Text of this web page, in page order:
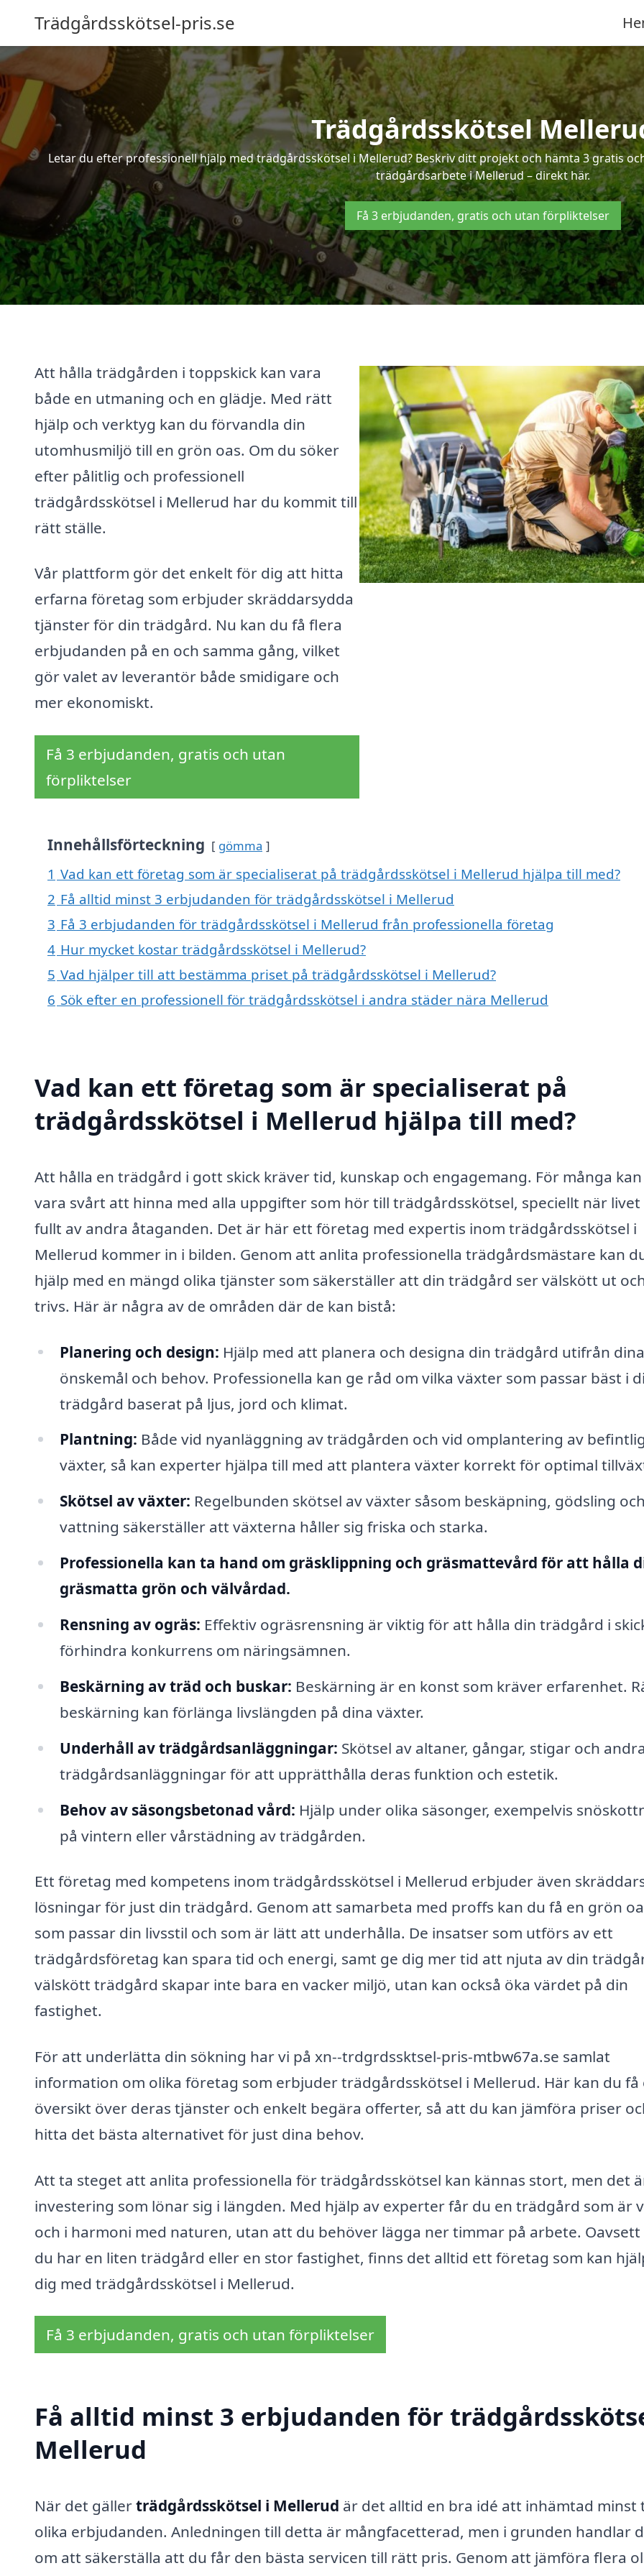
Trädgårdsskötsel-pris.se
Trädgårdsskötsel
Letar du efter professionell hjälp med trädgårdsskötsel i Mellerud? Beskriv ditt projekt och hämta 3 gratis
trädgårdsarbete i Mellerud – direkt här.
Få 3 erbjudanden, gratis och utan förpliktelser
Att hålla trädgården i toppskick kan vara
både en utmaning och en glädje. Med rätt
hjälp och verktyg kan du förvandla din
utomhusmiljö till en grön oas. Om du söker
efter pålitlig och professionell
trädgårdsskötsel i Mellerud har du kommit till
rätt ställe.
Vår plattform gör det enkelt för dig att hitta
erfarna företag som erbjuder skräddarsydda
tjänster för din trädgård. Nu kan du få flera
erbjudanden på en och samma gång, vilket
gör valet av leverantör både smidigare och
mer ekonomiskt.
Få 3 erbjudanden, gratis och utan
förpliktelser
Innehållsförteckning gömma
1 Vad kan ett företag som är specialiserat på trädgårdsskötsel i Mellerud hjälpa till med?
2 Få alltid minst 3 erbjudanden för trädgårdsskötsel i Mellerud
3 Få 3 erbjudanden för trädgårdsskötsel i Mellerud från professionella företag
4 Hur mycket kostar trädgårdsskötsel i Mellerud?
5 Vad hjälper till att bestämma priset på trädgårdsskötsel i Mellerud?
6 Sök efter en professionell för trädgårdsskötsel i andra städer nära Mellerud
Vad kan ett företag som är specialiserat på
trädgårdsskötsel i Mellerud hjälpa till med?
Att hålla en trädgård i gott skick kräver tid, kunskap och engagemang. För många
vara svårt att hinna med alla uppgifter som hör till trädgårdsskötsel, speciellt när livet
fullt av andra åtaganden. Det är här ett företag med expertis inom trädgårdsskötsel i
Mellerud kommer in i bilden. Genom att anlita professionella trädgårdsmästare kan
hjälp med en mängd olika tjänster som säkerställer att din trädgård ser välskött ut
trivs. Här är några av de områden där de kan bistå:
Planering och design: Hjälp med att planera och designa din trädgård utifrån dina
önskemål och behov. Professionella kan ge råd om vilka växter som passar bäst i
trädgård baserat på ljus, jord och klimat.
Plantning: Både vid nyanläggning av trädgården och vid omplantering av
växter, så kan experter hjälpa till med att plantera växter korrekt för optimal
Skötsel av växter: Regelbunden skötsel av växter såsom beskäpning, gödsling och
vattning säkerställer att växterna håller sig friska och starka.
Professionella kan ta hand om gräsklippning och gräsmattevård för att hålla
gräsmatta grön och välvårdad.
Rensning av ogräs: Effektiv ogräsrensning är viktig för att hålla din trädgård i
förhindra konkurrens om näringsämnen.
Beskärning av träd och buskar: Beskärning är en konst som kräver erfarenhet.
beskärning kan förlänga livslängden på dina växter.
Underhåll av trädgårdsanläggningar: Skötsel av altaner, gångar, stigar och andra
trädgårdsanläggningar för att upprätthålla deras funktion och estetik.
Behov av säsongsbetonad vård: Hjälp under olika säsonger, exempelvis
på vintern eller vårstädning av trädgården.
Ett företag med kompetens inom trädgårdsskötsel i Mellerud erbjuder även
lösningar för just din trädgård. Genom att samarbeta med proffs kan du få en grön
som passar din livsstil och som är lätt att underhålla. De insatser som utförs av ett
trädgårdsföretag kan spara tid och energi, samt ge dig mer tid att njuta av din
välskött trädgård skapar inte bara en vacker miljö, utan kan också öka värdet på din
fastighet.
För att underlätta din sökning har vi på xn--trdgrdssktsel-pris-mtbw67a.se samlat
information om olika företag som erbjuder trädgårdsskötsel i Mellerud. Här kan du få
översikt över deras tjänster och enkelt begära offerter, så att du kan jämföra priser
hitta det bästa alternativet för just dina behov.
Att ta steget att anlita professionella för trädgårdsskötsel kan kännas stort, men det
investering som lönar sig i längden. Med hjälp av experter får du en trädgård som är
och i harmoni med naturen, utan att du behöver lägga ner timmar på arbete. Oavsett
du har en liten trädgård eller en stor fastighet, finns det alltid ett företag som kan
dig med trädgårdsskötsel i Mellerud.
Få 3 erbjudanden, gratis och utan förpliktelser
Få alltid minst 3 erbjudanden för
Mellerud
När det gällerträdgårdsskötsel i Mellerud är det alltid en bra idé att inhämtad minst
olika erbjudanden. Anledningen till detta är mångfacetterad, men i grunden handlar
om att säkerställa att du får den bästa servicen till rätt pris. Genom att jämföra flera